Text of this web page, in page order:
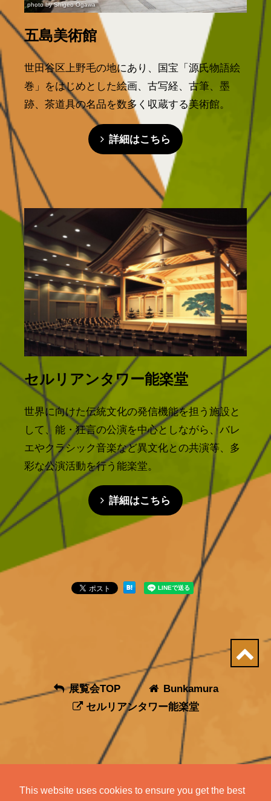
This website uses cookies to ensure you get the best
photo by Shigeo Ogawa
五島美術館
世田谷区上野毛の地にあり、国宝「源氏物語絵
巻」をはじめとした絵画、古写経、古筆、墨
跡、茶道具の名品を数多く収蔵する美術館。
詳細はこちら
セルリアンタワー能楽堂
世界に向けた伝統文化の発信機能を担う施設と
して、能・狂言の公演を中心としながら、バレ
エやクラシック音楽など異文化との共演等、多
彩な公演活動を行う能楽堂。
詳細はこちら
展覧会TOP
Bunkamura
セルリアンタワー能楽堂